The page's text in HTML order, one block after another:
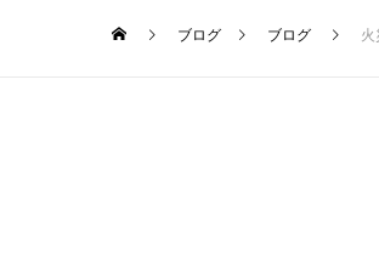
ブログ ブログ 火